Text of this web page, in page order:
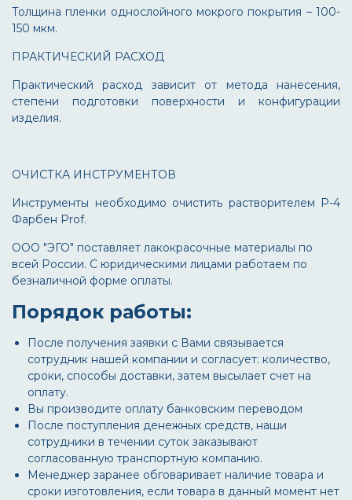
Толщина пленки однослойного мокрого покрытия – 100-
150 мкм.
ПРАКТИЧЕСКИЙ РАСХОД
Практический расход зависит от метода нанесения,
степени подготовки поверхности и конфигурации
изделия.
ОЧИСТКА ИНСТРУМЕНТОВ
Инструменты необходимо очистить растворителем Р-4
Фарбен Prof.
ООО "ЭГО" поставляет лакокрасочные материалы по
всей России. С юридическими лицами работаем по
безналичной форме оплаты.
Порядок работы:
После получения заявки с Вами связывается
сотрудник нашей компании и согласует: количество,
сроки, способы доставки, затем высылает счет на
оплату.
Вы производите оплату банковским переводом
После поступления денежных средств, наши
сотрудники в течении суток заказывают
согласованную транспортную компанию.
Менеджер заранее обговаривает наличие товара и
сроки изготовления, если товара в данный момент нет